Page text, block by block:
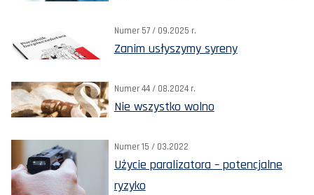
Numer 57 / 09.2025 r.
Zanim usłyszymy syreny
Numer 44 / 08.2024 r.
Nie wszystko wolno
Numer 15 / 03.2022
Użycie paralizatora – potencjalne
ryzyko